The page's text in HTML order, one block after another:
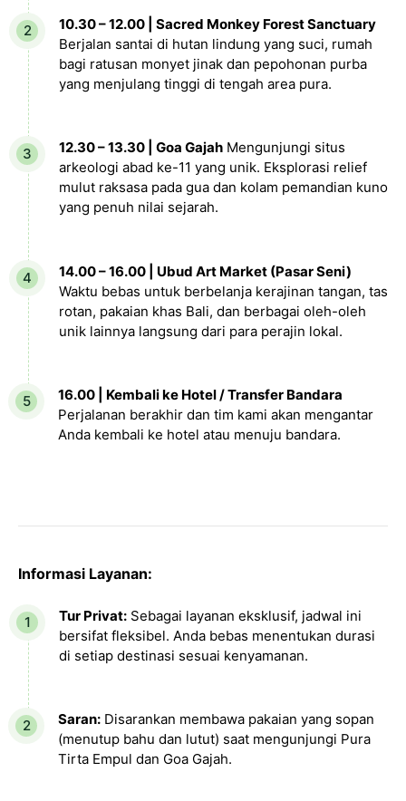
10.30 – 12.00 | Sacred Monkey Forest Sanctuary
Berjalan santai di hutan lindung yang suci, rumah
bagi ratusan monyet jinak dan pepohonan purba
yang menjulang tinggi di tengah area pura.
12.30 – 13.30 | Goa Gajah Mengunjungi situs
arkeologi abad ke-11 yang unik. Eksplorasi relief
mulut raksasa pada gua dan kolam pemandian kuno
yang penuh nilai sejarah.
14.00 – 16.00 | Ubud Art Market (Pasar Seni)
Waktu bebas untuk berbelanja kerajinan tangan, tas
rotan, pakaian khas Bali, dan berbagai oleh-oleh
unik lainnya langsung dari para perajin lokal.
16.00 | Kembali ke Hotel / Transfer Bandara
Perjalanan berakhir dan tim kami akan mengantar
Anda kembali ke hotel atau menuju bandara.
Informasi Layanan:
Tur Privat: Sebagai layanan eksklusif, jadwal ini
bersifat fleksibel. Anda bebas menentukan durasi
di setiap destinasi sesuai kenyamanan.
Saran: Disarankan membawa pakaian yang sopan
(menutup bahu dan lutut) saat mengunjungi Pura
Tirta Empul dan Goa Gajah.